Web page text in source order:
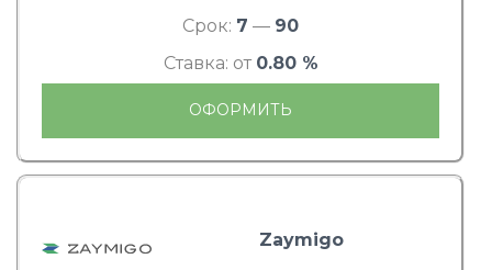
Срок: 7 — 90
Ставка: от 0.80 %
ОФОРМИТЬ
Zaymigo